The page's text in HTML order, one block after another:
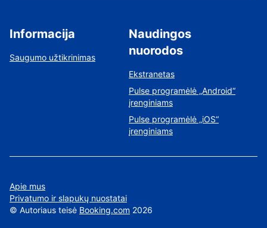
Informacija
Saugumo užtikrinimas
Naudingos
nuorodos
Ekstranetas
Pulse programėlė „Android“
įrenginiams
Pulse programėlė „iOS“
įrenginiams
Apie mus
Privatumo ir slapukų nuostatai
© Autoriaus teisė Booking.com 2026